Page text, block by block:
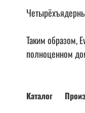
Таким образом,
полноценном
Каталог